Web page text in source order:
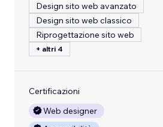
Design sito web avanzato
Design sito web classico
Riprogettazione sito web
+ altri 4
Certificazioni
Web designer